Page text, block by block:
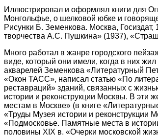
Иллюстрировал и оформлял книги для
Монгольфье, о шелковой юбке и
Рисунки Б. Земенкова. Москва,
творчества А.С. Пушкина» (1937),
Много работал в жанре городского
виде, который они имели, когда в них
акварелей Земенкова «Литературный
«Окон ТАСС», написал статью «По
реставраций» зданий, связанных с
истории и реконструкции Москвы. В эти
местам в Москве» (в книге
«Труды Музея истории и реконструкции
«Подмосковье. Памятные места в
половины XIX в. «Очерки московской